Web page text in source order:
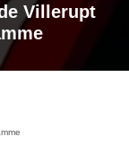
Villerupt